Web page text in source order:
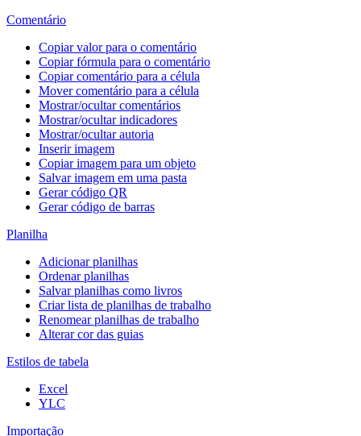
Comentário
Copiar valor para o comentário
Copiar fórmula para o comentário
Copiar comentário para a célula
Mover comentário para a célula
Mostrar/ocultar comentários
Mostrar/ocultar indicadores
Mostrar/ocultar autoria
Inserir imagem
Copiar imagem para um objeto
Salvar imagem em uma pasta
Gerar código QR
Gerar código de barras
Planilha
Adicionar planilhas
Ordenar planilhas
Salvar planilhas como livros
Criar lista de planilhas de trabalho
Renomear planilhas de trabalho
Alterar cor das guias
Estilos de tabela
Excel
YLC
Importação